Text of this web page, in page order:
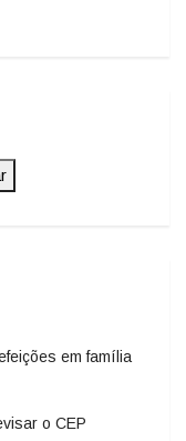
em família
o CEP